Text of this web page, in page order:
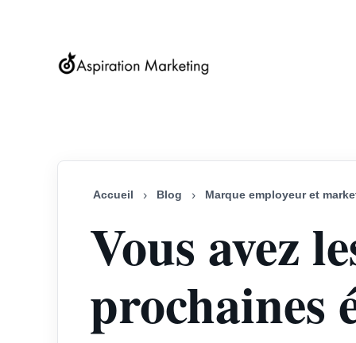
Accueil › Blog › Marque employeur et
Vous avez
prochaines